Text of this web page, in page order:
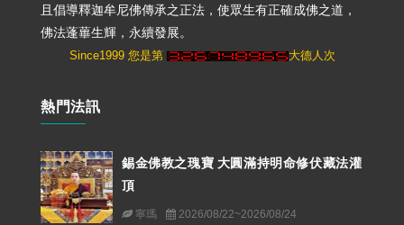
且倡導釋迦牟尼佛傳承之正法，使眾生有正確成佛之道，
佛法蓬蓽生輝，永續發展。
Since1999 您是第 大德人次
熱門法訊
錫金佛教之瑰寶 大圓滿持明命修伏藏法灌
頂
寧瑪 2026/08/22~2026/08/24